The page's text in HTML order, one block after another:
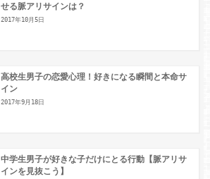
せる脈アリサインは？
2017年10月5日
高校生男子の恋愛心理！好きになる瞬間と本命サ
イン
2017年9月18日
中学生男子が好きな子だけにとる行動【脈アリサ
インを見抜こう】